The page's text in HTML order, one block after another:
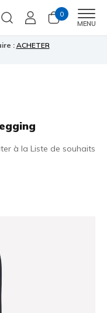
0
MENU
: ACHETER
à la Liste de souhaits